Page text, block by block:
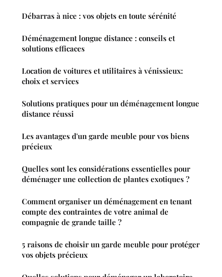
Débarras à nice : vos objets en toute sérénité
Déménagement longue distance : conseils et
solutions efficaces
Location de voitures et utilitaires à vénissieux:
choix et services
Solutions pratiques pour un déménagement longue
distance réussi
Les avantages d'un garde meuble pour vos biens
précieux
Quelles sont les considérations essentielles pour
déménager une collection de plantes exotiques ?
Comment organiser un déménagement en tenant
compte des contraintes de votre animal de
compagnie de grande taille ?
5 raisons de choisir un garde meuble pour protéger
vos objets précieux